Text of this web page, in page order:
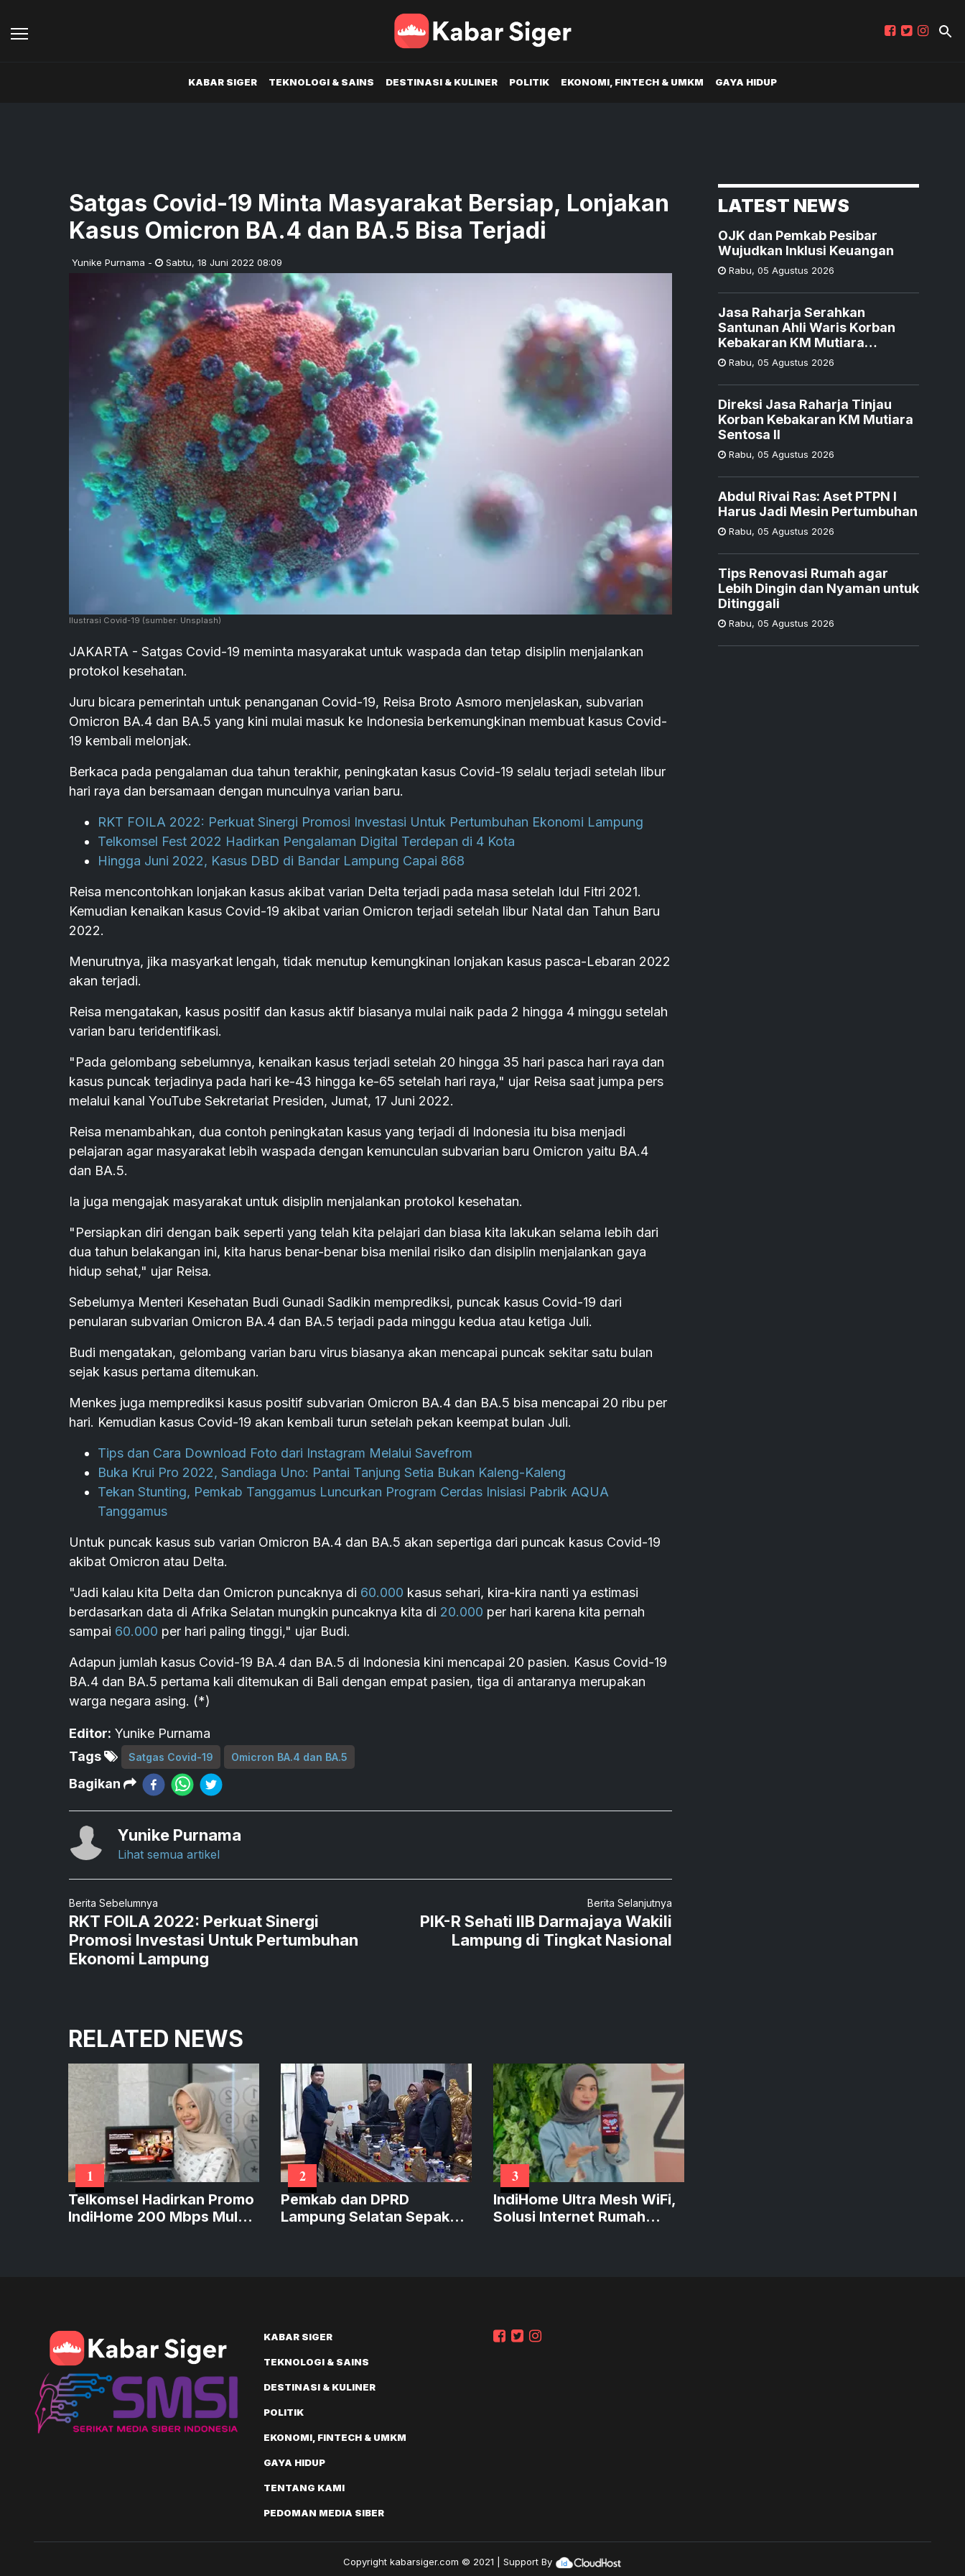
KABAR SIGER TEKNOLOGI & SAINS DESTINASI & KULINER POLITIK EKONOMI, FINTECH & UMKM GAYA HIDUP
Satgas Covid-19 Minta Masyarakat Bersiap, Lonjakan
Kasus Omicron BA.4 dan BA.5 Bisa Terjadi
Yunike Purnama - Sabtu, 18 Juni 2022 08:09
Ilustrasi Covid-19 (sumber: Unsplash)
JAKARTA - Satgas Covid-19 meminta masyarakat untuk waspada dan tetap disiplin menjalankan
protokol kesehatan.
Juru bicara pemerintah untuk penanganan Covid-19, Reisa Broto Asmoro menjelaskan, subvarian
Omicron BA.4 dan BA.5 yang kini mulai masuk ke Indonesia berkemungkinan membuat kasus Covid-
19 kembali melonjak.
Berkaca pada pengalaman dua tahun terakhir, peningkatan kasus Covid-19 selalu terjadi setelah libur
hari raya dan bersamaan dengan munculnya varian baru.
RKT FOILA 2022: Perkuat Sinergi Promosi Investasi Untuk Pertumbuhan Ekonomi Lampung
Telkomsel Fest 2022 Hadirkan Pengalaman Digital Terdepan di 4 Kota
Hingga Juni 2022, Kasus DBD di Bandar Lampung Capai 868
Reisa mencontohkan lonjakan kasus akibat varian Delta terjadi pada masa setelah Idul Fitri 2021.
Kemudian kenaikan kasus Covid-19 akibat varian Omicron terjadi setelah libur Natal dan Tahun Baru
2022.
Menurutnya, jika masyarkat lengah, tidak menutup kemungkinan lonjakan kasus pasca-Lebaran 2022
akan terjadi.
Reisa mengatakan, kasus positif dan kasus aktif biasanya mulai naik pada 2 hingga 4 minggu setelah
varian baru teridentifikasi.
"Pada gelombang sebelumnya, kenaikan kasus terjadi setelah 20 hingga 35 hari pasca hari raya dan
kasus puncak terjadinya pada hari ke-43 hingga ke-65 setelah hari raya," ujar Reisa saat jumpa pers
melalui kanal YouTube Sekretariat Presiden, Jumat, 17 Juni 2022.
Reisa menambahkan, dua contoh peningkatan kasus yang terjadi di Indonesia itu bisa menjadi
pelajaran agar masyarakat lebih waspada dengan kemunculan subvarian baru Omicron yaitu BA.4
dan BA.5.
Ia juga mengajak masyarakat untuk disiplin menjalankan protokol kesehatan.
"Persiapkan diri dengan baik seperti yang telah kita pelajari dan biasa kita lakukan selama lebih dari
dua tahun belakangan ini, kita harus benar-benar bisa menilai risiko dan disiplin menjalankan gaya
hidup sehat," ujar Reisa.
Sebelumya Menteri Kesehatan Budi Gunadi Sadikin memprediksi, puncak kasus Covid-19 dari
penularan subvarian Omicron BA.4 dan BA.5 terjadi pada minggu kedua atau ketiga Juli.
Budi mengatakan, gelombang varian baru virus biasanya akan mencapai puncak sekitar satu bulan
sejak kasus pertama ditemukan.
Menkes juga memprediksi kasus positif subvarian Omicron BA.4 dan BA.5 bisa mencapai 20 ribu per
hari. Kemudian kasus Covid-19 akan kembali turun setelah pekan keempat bulan Juli.
Tips dan Cara Download Foto dari Instagram Melalui Savefrom
Buka Krui Pro 2022, Sandiaga Uno: Pantai Tanjung Setia Bukan Kaleng-Kaleng
Tekan Stunting, Pemkab Tanggamus Luncurkan Program Cerdas Inisiasi Pabrik AQUA
Tanggamus
Untuk puncak kasus sub varian Omicron BA.4 dan BA.5 akan sepertiga dari puncak kasus Covid-19
akibat Omicron atau Delta.
"Jadi kalau kita Delta dan Omicron puncaknya di 60.000 kasus sehari, kira-kira nanti ya estimasi
berdasarkan data di Afrika Selatan mungkin puncaknya kita di 20.000 per hari karena kita pernah
sampai 60.000 per hari paling tinggi," ujar Budi.
Adapun jumlah kasus Covid-19 BA.4 dan BA.5 di Indonesia kini mencapai 20 pasien. Kasus Covid-19
BA.4 dan BA.5 pertama kali ditemukan di Bali dengan empat pasien, tiga di antaranya merupakan
warga negara asing. (*)
Editor: Yunike Purnama
Tags
Satgas Covid-19 Omicron BA.4 dan BA.5
Bagikan
Yunike Purnama
Lihat semua artikel
Berita Sebelumnya
RKT FOILA 2022: Perkuat Sinergi
Promosi Investasi Untuk Pertumbuhan
Ekonomi Lampung
Berita Selanjutnya
PIK-R Sehati IIB Darmajaya Wakili
Lampung di Tingkat Nasional
LATEST NEWS
OJK dan Pemkab Pesibar
Wujudkan Inklusi Keuangan
Rabu, 05 Agustus 2026
Jasa Raharja Serahkan
Santunan Ahli Waris Korban
Kebakaran KM Mutiara
Sentosa II
Rabu, 05 Agustus 2026
Direksi Jasa Raharja Tinjau
Korban Kebakaran KM Mutiara
Sentosa II
Rabu, 05 Agustus 2026
Abdul Rivai Ras: Aset PTPN I
Harus Jadi Mesin Pertumbuhan
Rabu, 05 Agustus 2026
Tips Renovasi Rumah agar
Lebih Dingin dan Nyaman untuk
Ditinggali
Rabu, 05 Agustus 2026
RELATED NEWS
1
Telkomsel Hadirkan Promo
IndiHome 200 Mbps Mulai
2
Pemkab dan DPRD
Lampung Selatan Sepakati
3
IndiHome Ultra Mesh WiFi,
Solusi Internet Rumah
KABAR SIGER
TEKNOLOGI & SAINS
DESTINASI & KULINER
POLITIK
EKONOMI, FINTECH & UMKM
GAYA HIDUP
TENTANG KAMI
PEDOMAN MEDIA SIBER
Copyright kabarsiger.com © 2021 | Support By